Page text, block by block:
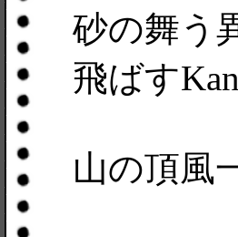
砂の舞う
飛ばす
山の頂風